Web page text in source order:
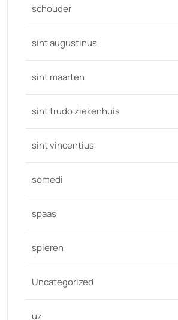
schouder
sint augustinus
sint maarten
sint trudo ziekenhuis
sint vincentius
somedi
spaas
spieren
Uncategorized
uz